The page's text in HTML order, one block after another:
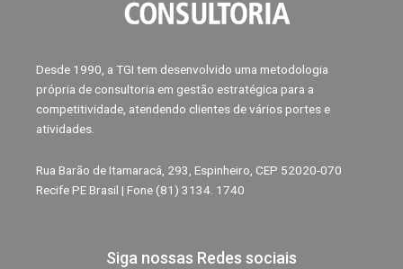
Desde 1990, a TGI tem desenvolvido uma metodologia
própria de consultoria em gestão estratégica para a
competitividade, atendendo clientes de vários portes e
atividades.
Rua Barão de Itamaracá, 293, Espinheiro, CEP 52020-070
Recife PE Brasil | Fone (81) 3134. 1740
Siga nossas Redes sociais